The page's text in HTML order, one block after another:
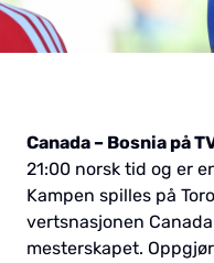
Canada – Bosnia på
21:00 norsk tid og er
Kampen spilles på
vertsnasjonen
mesterskapet.